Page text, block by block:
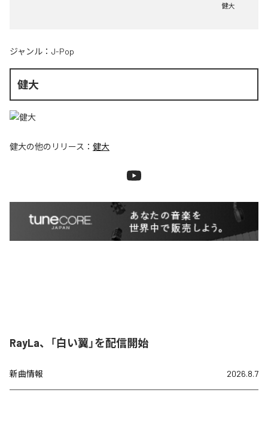
健大
ジャンル： J-Pop
健大
健大の他のリリース： 健大
RayLa、「白い翼」を配信開始
新曲情報 2026.8.7